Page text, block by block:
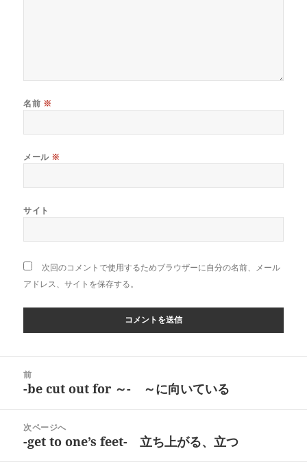
名前 ※
メール ※
サイト
次回のコメントで使用するためブラウザーに自分の名前、メール
アドレス、サイトを保存する。
前
前
投
稿:
-be cut out for ～- ～に向いている
次ページへ
次
-get to one’s feet- 立ち上がる、立つ